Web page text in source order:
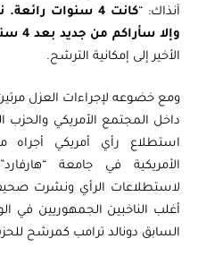
آنذاك: “
وإلا سأراكم من جديد بعد 4 سنوات
الأخير إلى إمكانية الترشح.
ومع خضوعه لإجراءات العزل
داخل المجتمع الأمريكي
استطلاع رأي أمريكي أجراه
الأمريكية في جامعة
لاستطلاعات الرأي ونشرت صحيفة
أغلب الناخبين الجمهوريين في
السابق دونالد ترامب كمرشح للحزب